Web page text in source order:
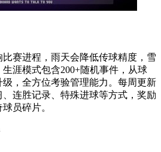
赛进程，雨天会降低传球精度，雪
涯模式包含200+随机事件，从球
级，全方位考验管理能力。每周更新
连胜记录、特殊进球等方式，奖励
员碎片。